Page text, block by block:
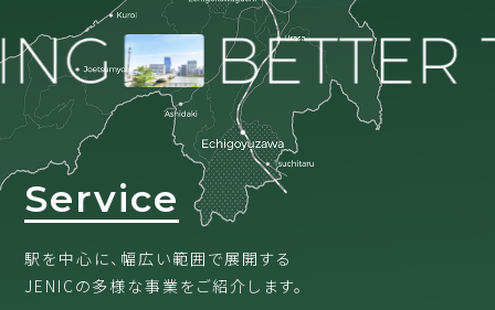
Service
駅を中心に、幅広い範囲で展開する
JENICの多様な事業をご紹介します。